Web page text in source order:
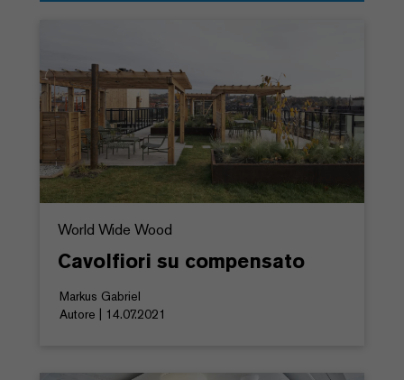
World Wide Wood
Cavolfiori su compensato
Markus Gabriel
Autore | 14.07.2021